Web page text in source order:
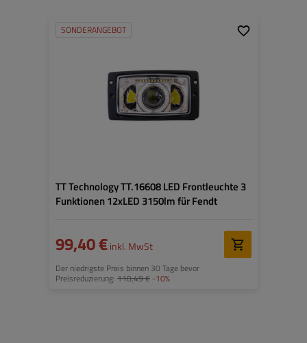
SONDERANGEBOT
TT Technology TT.16608 LED Frontleuchte 3
Funktionen 12xLED 3150lm für Fendt
99,40 €inkl. MwSt
Der niedrigste Preis binnen 30 Tage bevor
Preisreduzierung: 110,49 € -10%
Anzahl der LEDs:
12
H4
Abblendlicht
Positionslicht